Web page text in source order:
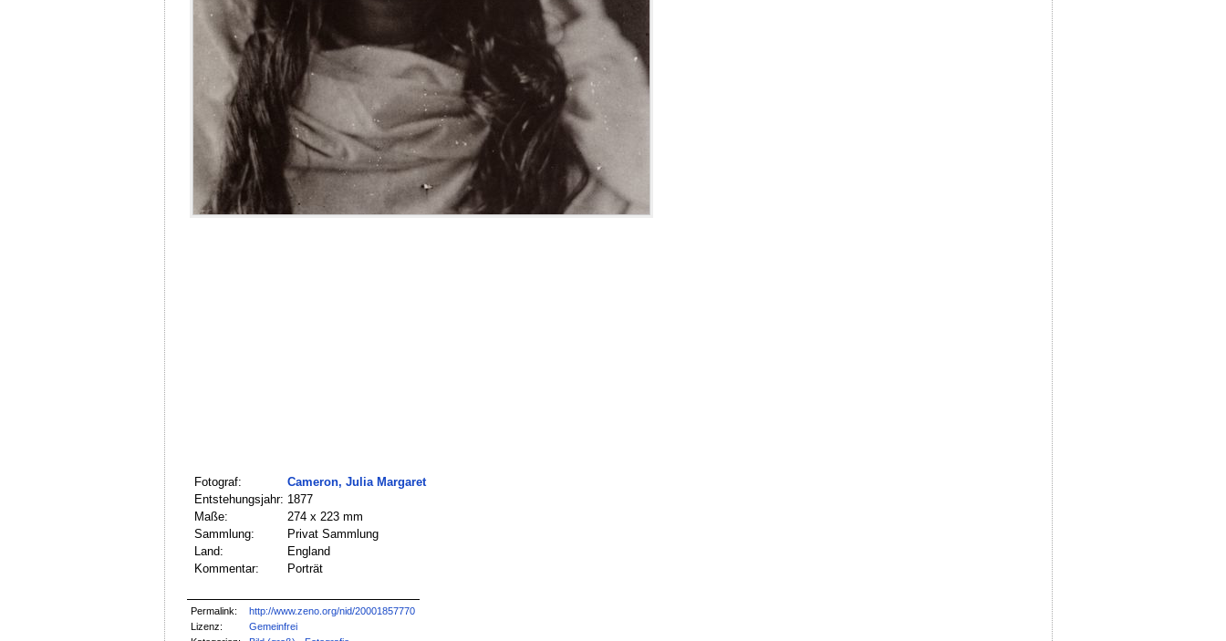
Fotograf:
Cameron, Julia Margaret
Entstehungsjahr: 1877
Maße:
274 x 223 mm
Sammlung:
Privat Sammlung
Land:
England
Kommentar:
Porträt
Permalink:
http://www.zeno.org/nid/20001857770
Lizenz:
Gemeinfrei